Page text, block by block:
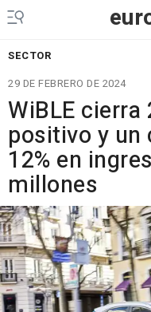
SECTOR
29 DE FEBRERO DE 2024
WiBLE
positivo y un
12% en
millones